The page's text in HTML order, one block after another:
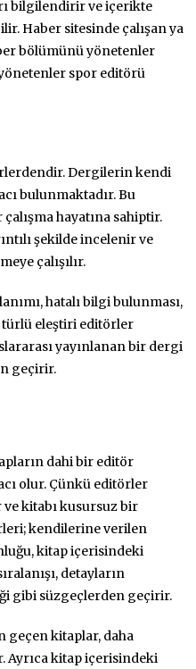
bilgilendirir ve içerikte
Haber sitesinde çalışan ya
bölümünü yönetenler
spor editörü
Dergilerin kendi
bulunmaktadır. Bu
hayatına sahiptir.
şekilde incelenir ve
çalışılır.
hatalı bilgi bulunması,
türlü eleştiri editörler
yayınlanan bir dergi
geçirir.
dahi bir editör
olur. Çünkü editörler
ve kitabı kusursuz bir
kendilerine verilen
kitap içerisindeki
detayların
gibi süzgeçlerden geçirir.
geçen kitaplar, daha
Ayrıca kitap içerisindeki